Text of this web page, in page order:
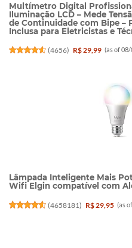
Multímetro Digital
Iluminação LCD – Mede
de Continuidade com Bipe –
Inclusa para Eletricistas e
(4656) R$ 29,99 (as of
Lâmpada Inteligente Mais
Wifi Elgin compatível com
(4658181) R$ 29,95 (as